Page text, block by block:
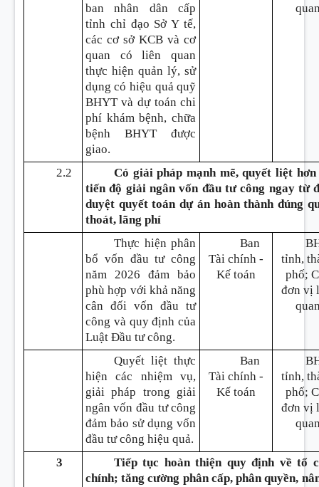
ban nhân dân cấp
tỉnh chỉ đạo Sở Y tế,
các cơ sở KCB và cơ
quan có liên quan
thực hiện quản lý, sử
dụng có hiệu quả quỹ
BHYT và dự toán chi
phí khám bệnh, chữa
bệnh BHYT được
giao.
2.2
Có giải pháp mạnh mẽ, quyết liệt
tiến độ giải ngân vốn đầu tư công ngay từ
duyệt quyết toán dự án hoàn thành đúng
thoát, lãng phí
Thực hiện phân
bổ vốn đầu tư công
năm 2026 đảm bảo
phù hợp với khả năng
cân đối vốn đầu tư
công và quy định của
Luật Đầu tư công.
Ban
Tài chính -
Kế toán
tỉnh,
phố;
đơn vị
Quyết liệt thực
hiện các nhiệm vụ,
giải pháp trong giải
ngân vốn đầu tư công
đảm bảo sử dụng vốn
đầu tư công hiệu quả.
Ban
Tài chính -
Kế toán
tỉnh,
phố;
đơn vị
3
Tiếp tục hoàn thiện quy định về tổ
chính; tăng cường phân cấp, phân quyền,